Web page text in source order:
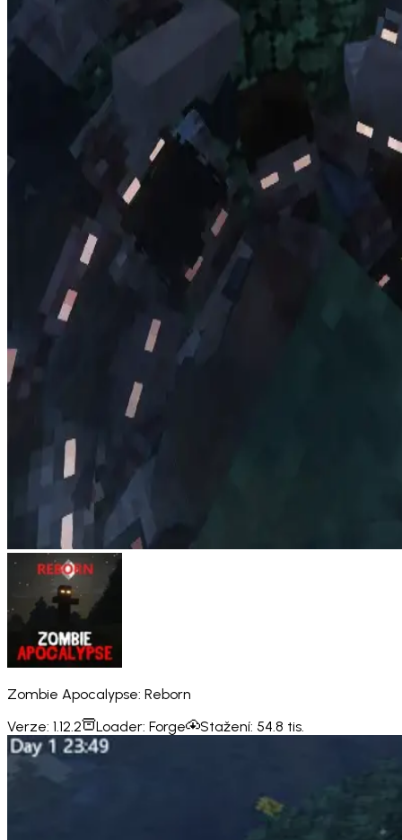
Zombie Apocalypse: Reborn
Verze: 1.12.2 Loader: Forge Stažení: 54.8 tis.